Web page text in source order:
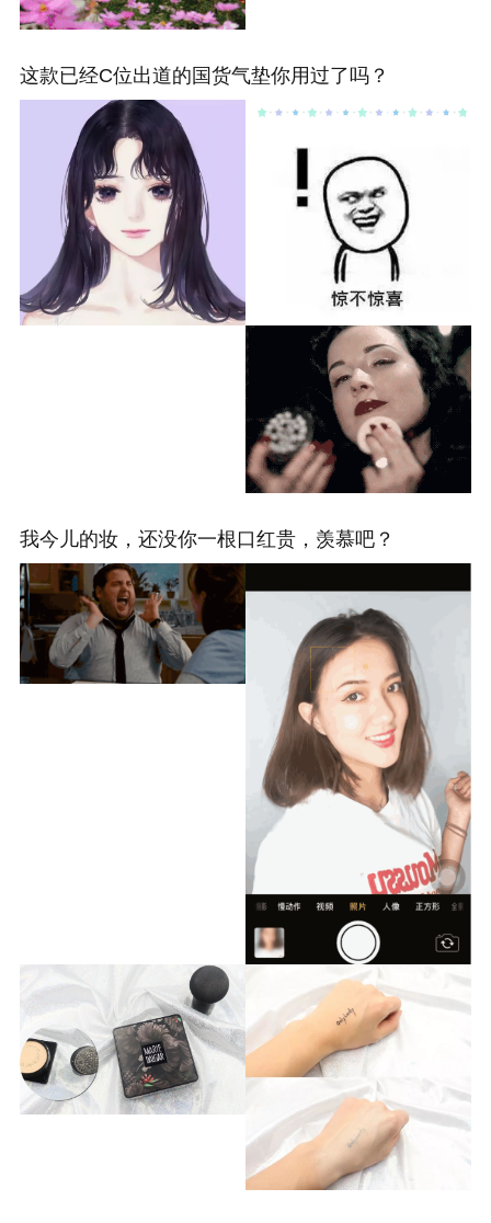
这款已经C位出道的国货气垫你用过了吗？
我今儿的妆，还没你一根口红贵，羡慕吧？